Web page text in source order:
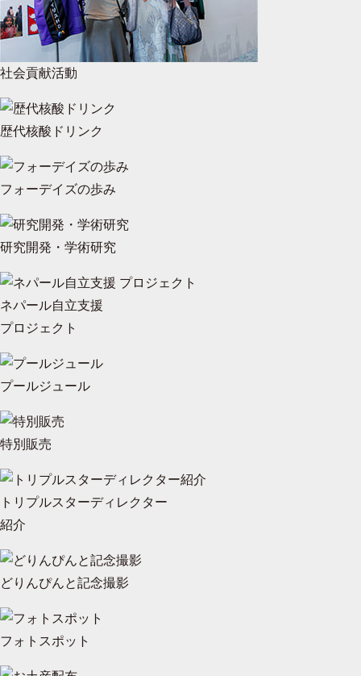
社会貢献活動
歴代核酸ドリンク
フォーデイズの歩み
研究開発・学術研究
ネパール自立支援
プロジェクト
プールジュール
特別販売
トリプルスターディレクター
紹介
どりんぴんと記念撮影
フォトスポット